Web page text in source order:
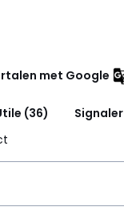
met Google
(36)
Signaler